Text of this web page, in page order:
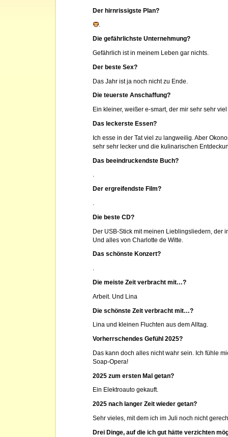
Der hirnrissigste Plan?
.
Die gefährlichste Unternehmung?
Gefährlich ist in meinem Leben gar nichts.
Der beste Sex?
Das Jahr ist ja noch nicht zu Ende.
Die teuerste Anschaffung?
Ein kleiner, weißer e-smart, der mir sehr sehr
Das leckerste Essen?
Ich esse in der Tat viel zu langweilig. Aber
sehr sehr lecker und die kulinarischen
Das beeindruckendste Buch?
.
Der ergreifendste Film?
.
Die beste CD?
Der USB-Stick mit meinen Lieblingsliedern, der
Und alles von Charlotte de Witte.
Das schönste Konzert?
.
Die meiste Zeit verbracht mit…?
Arbeit. Und Lina
Die schönste Zeit verbracht mit…?
Lina und kleinen Fluchten aus dem Alltag.
Vorherrschendes Gefühl 2025?
Das kann doch alles nicht wahr sein. Ich fühle
Soap-Opera!
2025 zum ersten Mal getan?
Ein Elektroauto gekauft.
2025 nach langer Zeit wieder getan?
Sehr vieles, mit dem ich im Juli noch nicht
Drei Dinge, auf die ich gut hätte verzichten